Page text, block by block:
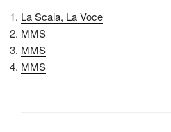
La Scala, La Voce
MMS
MMS
MMS